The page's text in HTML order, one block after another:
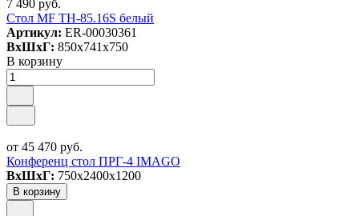
7 490 руб.
Стол MF TH-85.16S белый
Артикул: ER-00030361
ВxШxГ: 850x741x750
В корзину
от 45 470 руб.
Конференц стол ПРГ-4 IMAGO
ВxШxГ: 750x2400x1200
В корзину